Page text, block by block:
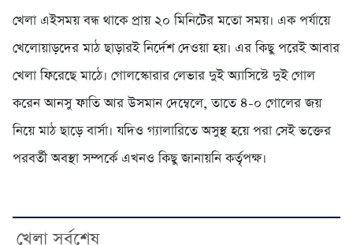
খেলা এইসময় বন্ধ থাকে প্রায় ২০ মিনিটের মতো সময়। এক পর্যায়ে
খেলোয়াড়দের মাঠ ছাড়ারই নির্দেশ দেওয়া হয়। এর কিছু পরেই আবার
খেলা ফিরেছে মাঠে। গোলস্কোরার লেভার দুই অ্যাসিস্টে দুই গোল
করেন আনসু ফাতি আর উসমান দেম্বেলে, তাতে ৪-০ গোলের জয়
নিয়ে মাঠ ছাড়ে বার্সা। যদিও গ্যালারিতে অসুস্থ হয়ে পরা সেই ভক্তের
পরবর্তী অবস্থা সম্পর্কে এখনও কিছু জানায়নি কর্তৃপক্ষ।
খেলা সর্বশেষ